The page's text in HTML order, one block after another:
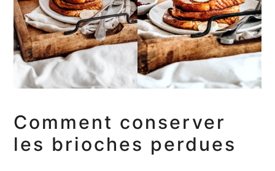
Comment conserver
les brioches perdues